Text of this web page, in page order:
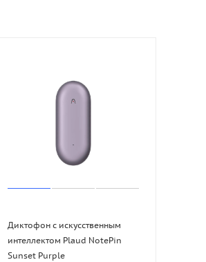
Диктофон с искусственным
интеллектом Plaud NotePin
Sunset Purple